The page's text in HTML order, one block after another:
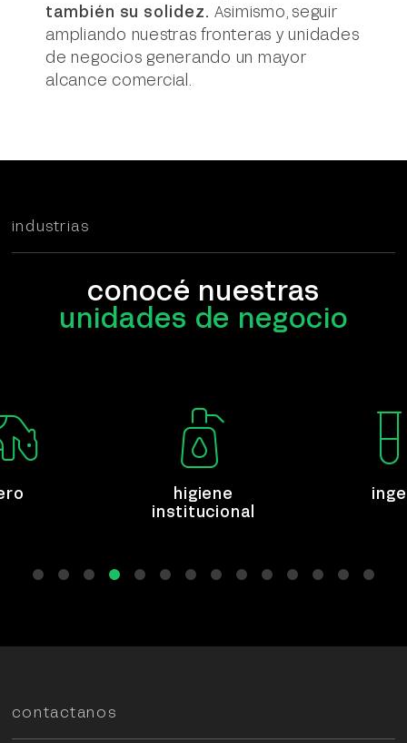
también su solidez.
Asimismo, seguir
ampliando nuestras fronteras y unidades
de negocios generando un mayor
alcance comercial.
industrias
conocé nuestras
unidades de negocio
higiene
institucional
contactanos